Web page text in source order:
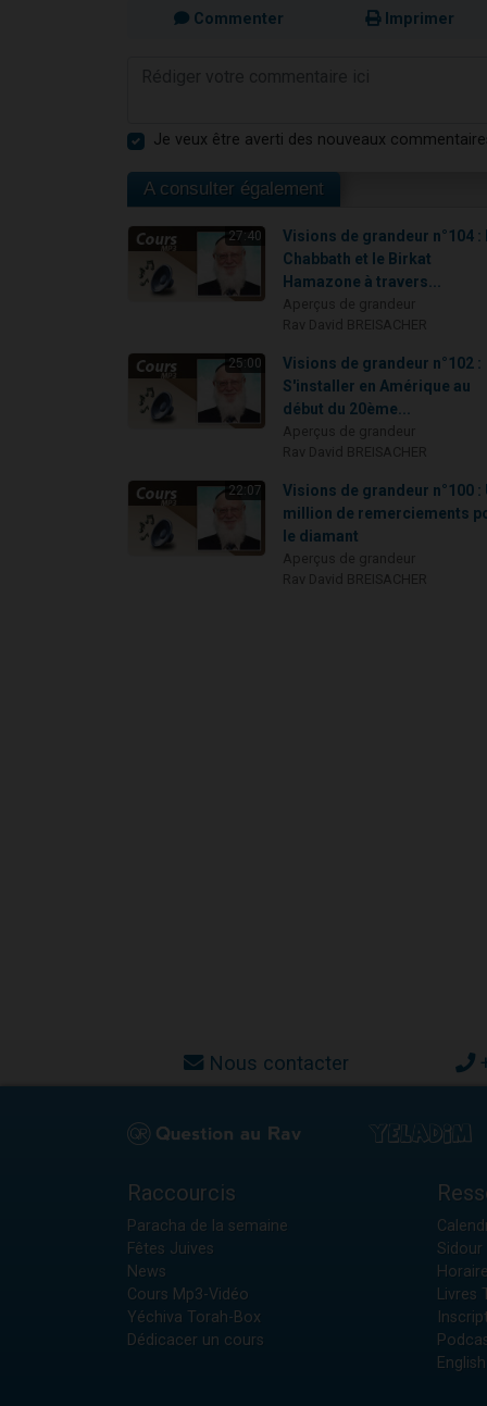
Commenter Imprimer
Je veux être averti des nouveaux
A consulter également
27:40
Visions de grandeur n°104 :
Chabbath et le Birkat
Hamazone à travers...
25:00
Visions de grandeur n°102 :
S'installer en Amérique au
début du 20ème...
22:07
Visions de grandeur n°100 :
million de remerciements
le diamant
Nous contacter
Raccourcis
Paracha de la semaine
Fêtes Juives
News
Cours Mp3-Vidéo
Yéchiva Torah-Box
Dédicacer un cours
Sidour
Livres